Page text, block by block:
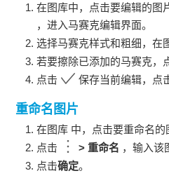
在图库中，点击要编辑的图
，进入马赛克编辑界面。
选择马赛克样式和粗细，在
若要擦除已添加的马赛克，
点击
保存当前编辑，点
重命名图片
在图库 中，点击要重命名的
点击
>重命名 ，输入该
点击确定。